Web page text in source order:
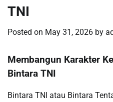
TNI
Posted on May 31, 2026 by
Membangun Karakter
Bintara TNI
Bintara TNI atau Bintara